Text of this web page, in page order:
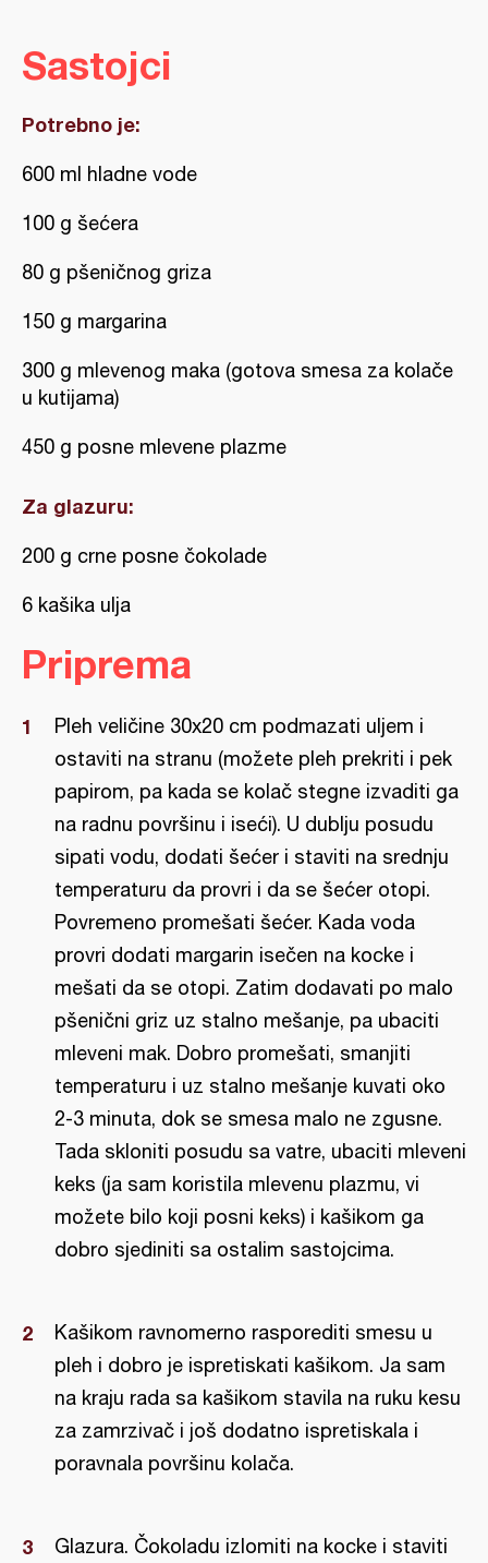
Sastojci
Potrebno je:
600 ml hladne vode
100 g šećera
80 g pšeničnog griza
150 g margarina
300 g mlevenog maka (gotova smesa za kolače
u kutijama)
450 g posne mlevene plazme
Za glazuru:
200 g crne posne čokolade
6 kašika ulja
Priprema
Pleh veličine 30x20 cm podmazati uljem i
ostaviti na stranu (možete pleh prekriti i pek
papirom, pa kada se kolač stegne izvaditi ga
na radnu površinu i iseći). U dublju posudu
sipati vodu, dodati šećer i staviti na srednju
temperaturu da provri i da se šećer otopi.
Povremeno promešati šećer. Kada voda
provri dodati margarin isečen na kocke i
mešati da se otopi. Zatim dodavati po malo
pšenični griz uz stalno mešanje, pa ubaciti
mleveni mak. Dobro promešati, smanjiti
temperaturu i uz stalno mešanje kuvati oko
2-3 minuta, dok se smesa malo ne zgusne.
Tada skloniti posudu sa vatre, ubaciti mleveni
keks (ja sam koristila mlevenu plazmu, vi
možete bilo koji posni keks) i kašikom ga
dobro sjediniti sa ostalim sastojcima.
Kašikom ravnomerno rasporediti smesu u
pleh i dobro je ispretiskati kašikom. Ja sam
na kraju rada sa kašikom stavila na ruku kesu
za zamrzivač i još dodatno ispretiskala i
poravnala površinu kolača.
Glazura. Čokoladu izlomiti na kocke i staviti